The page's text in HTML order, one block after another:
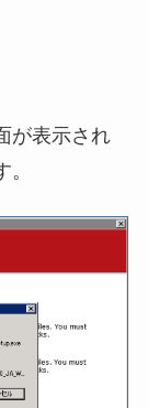
が表示され